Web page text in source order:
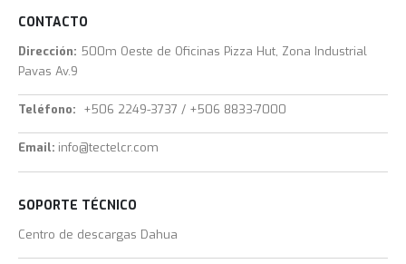
CONTACTO
Dirección: 500m Oeste de Oficinas Pizza Hut, Zona Industrial
Pavas Av.9
Teléfono: +506 2249-3737 / +506 8833-7000
Email: info@tectelcr.com
SOPORTE TÉCNICO
Centro de descargas Dahua